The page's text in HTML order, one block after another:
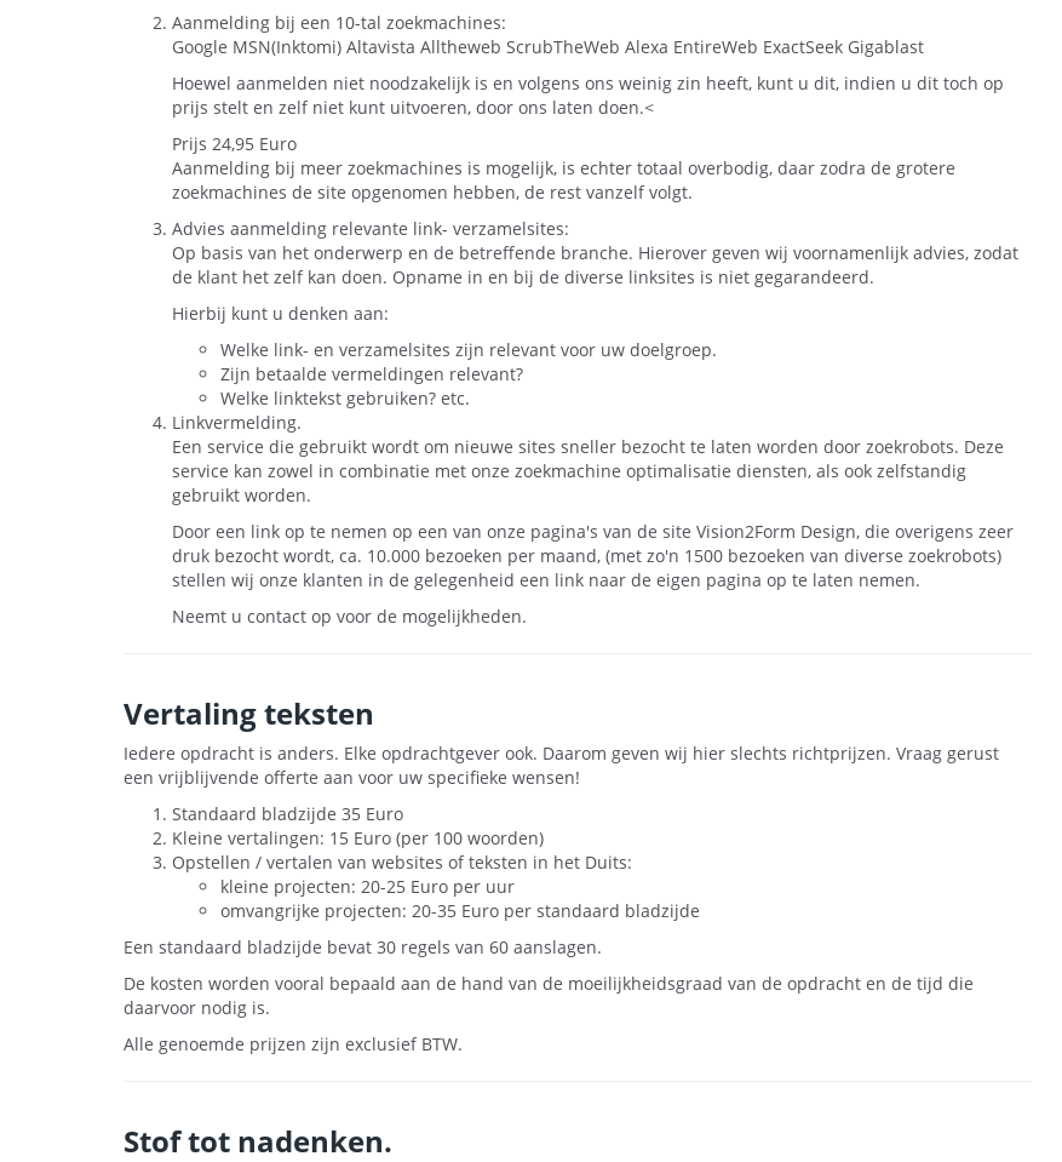
Aanmelding bij een 10-tal zoekmachines:
Google MSN(Inktomi) Altavista Alltheweb ScrubTheWeb Alexa EntireWeb ExactSeek Gigablast
Hoewel aanmelden niet noodzakelijk is en volgens ons weinig zin heeft, kunt u dit, indien u dit toch op
prijs stelt en zelf niet kunt uitvoeren, door ons laten doen.<
Prijs 24,95 Euro
Aanmelding bij meer zoekmachines is mogelijk, is echter totaal overbodig, daar zodra de grotere
zoekmachines de site opgenomen hebben, de rest vanzelf volgt.
Advies aanmelding relevante link- verzamelsites:
Op basis van het onderwerp en de betreffende branche. Hierover geven wij voornamenlijk advies, zodat
de klant het zelf kan doen. Opname in en bij de diverse linksites is niet gegarandeerd.
Hierbij kunt u denken aan:
Welke link- en verzamelsites zijn relevant voor uw doelgroep.
Zijn betaalde vermeldingen relevant?
Welke linktekst gebruiken? etc.
Linkvermelding.
Een service die gebruikt wordt om nieuwe sites sneller bezocht te laten worden door zoekrobots. Deze
service kan zowel in combinatie met onze zoekmachine optimalisatie diensten, als ook zelfstandig
gebruikt worden.
Door een link op te nemen op een van onze pagina's van de site Vision2Form Design, die overigens zeer
druk bezocht wordt, ca. 10.000 bezoeken per maand, (met zo'n 1500 bezoeken van diverse zoekrobots)
stellen wij onze klanten in de gelegenheid een link naar de eigen pagina op te laten nemen.
Neemt u contact op voor de mogelijkheden.
Vertaling teksten
Iedere opdracht is anders. Elke opdrachtgever ook. Daarom geven wij hier slechts richtprijzen. Vraag gerust
een vrijblijvende offerte aan voor uw specifieke wensen!
Standaard bladzijde 35 Euro
Kleine vertalingen: 15 Euro (per 100 woorden)
Opstellen / vertalen van websites of teksten in het Duits:
kleine projecten: 20-25 Euro per uur
omvangrijke projecten: 20-35 Euro per standaard bladzijde
Een standaard bladzijde bevat 30 regels van 60 aanslagen.
De kosten worden vooral bepaald aan de hand van de moeilijkheidsgraad van de opdracht en de tijd die
daarvoor nodig is.
Alle genoemde prijzen zijn exclusief BTW.
Stof tot nadenken.